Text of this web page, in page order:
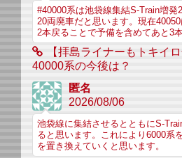
#40000系は池袋線集結S-Train増発
20両廃車だと思います。現在40050
2本戻ることで予備を含めてあと3
【拝島ライナーもトキイ
40000系の今後は？
匿名
2026/08/06
池袋線に集結させるとともにS-
ると思います。これにより6000系
を置き換えていくと思います。